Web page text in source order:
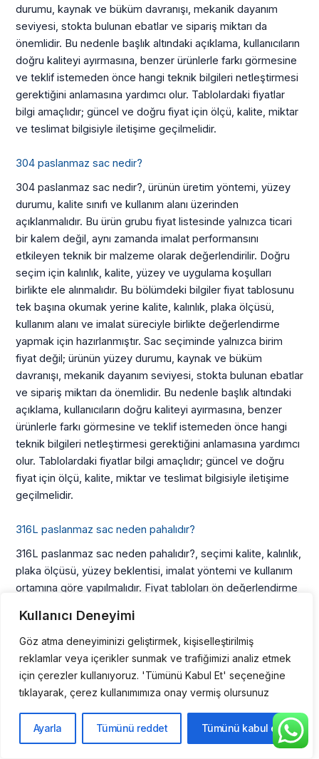
Kullanıcı Deneyimi
Göz atma deneyiminizi geliştirmek, kişiselleştirilmiş
reklamlar veya içerikler sunmak ve trafiğimizi analiz etmek
için çerezler kullanıyoruz. 'Tümünü Kabul Et' seçeneğine
tıklayarak, çerez kullanımımıza onay vermiş olursunuz
Ayarla Tümünü reddet Tümünü kabul et
durumu, kaynak ve büküm davranışı, mekanik dayanım
seviyesi, stokta bulunan ebatlar ve sipariş miktarı da
önemlidir. Bu nedenle başlık altındaki açıklama, kullanıcıların
doğru kaliteyi ayırmasına, benzer ürünlerle farkı görmesine
ve teklif istemeden önce hangi teknik bilgileri netleştirmesi
gerektiğini anlamasına yardımcı olur. Tablolardaki fiyatlar
bilgi amaçlıdır; güncel ve doğru fiyat için ölçü, kalite, miktar
ve teslimat bilgisiyle iletişime geçilmelidir.
304 paslanmaz sac nedir?
304 paslanmaz sac nedir?, ürünün üretim yöntemi, yüzey
durumu, kalite sınıfı ve kullanım alanı üzerinden
açıklanmalıdır. Bu ürün grubu fiyat listesinde yalnızca ticari
bir kalem değil, aynı zamanda imalat performansını
etkileyen teknik bir malzeme olarak değerlendirilir. Doğru
seçim için kalınlık, kalite, yüzey ve uygulama koşulları
birlikte ele alınmalıdır. Bu bölümdeki bilgiler fiyat tablosunu
tek başına okumak yerine kalite, kalınlık, plaka ölçüsü,
kullanım alanı ve imalat süreciyle birlikte değerlendirme
yapmak için hazırlanmıştır. Sac seçiminde yalnızca birim
fiyat değil; ürünün yüzey durumu, kaynak ve büküm
davranışı, mekanik dayanım seviyesi, stokta bulunan ebatlar
ve sipariş miktarı da önemlidir. Bu nedenle başlık altındaki
açıklama, kullanıcıların doğru kaliteyi ayırmasına, benzer
ürünlerle farkı görmesine ve teklif istemeden önce hangi
teknik bilgileri netleştirmesi gerektiğini anlamasına yardımcı
olur. Tablolardaki fiyatlar bilgi amaçlıdır; güncel ve doğru
fiyat için ölçü, kalite, miktar ve teslimat bilgisiyle iletişime
geçilmelidir.
316L paslanmaz sac neden pahalıdır?
316L paslanmaz sac neden pahalıdır?, seçimi kalite, kalınlık,
plaka ölçüsü, yüzey beklentisi, imalat yöntemi ve kullanım
ortamına göre yapılmalıdır. Fiyat tabloları ön değerlendirme
teslimat koşulları netleştirilmelidir. Bu bölümdeki bilgiler fiyat
tablosunu tek başına okumak yerine kalite, kalınlık, plaka
ölçüsü, kullanım alanı ve imalat süreciyle birlikte
değerlendirme yapmak için hazırlanmıştır. Sac seçiminde
yalnızca birim fiyat değil; ürünün yüzey durumu, kaynak ve
ebatlar ve sipariş miktarı da önemlidir. Bu nedenle başlık
altındaki açıklama, kullanıcıların doğru kaliteyi ayırmasına,